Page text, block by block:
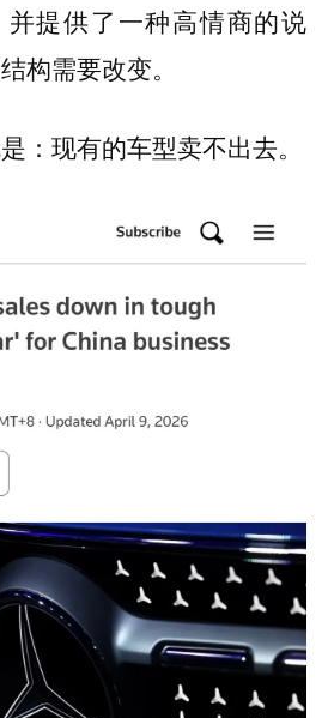
并提供了一种高情商的说
构需要改变。
：现有的车型卖不出去。